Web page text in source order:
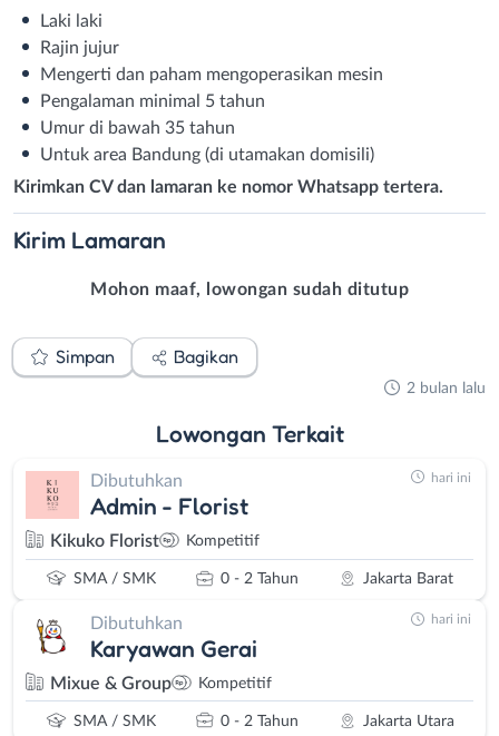
Laki laki
Rajin jujur
Mengerti dan paham mengoperasikan mesin
Pengalaman minimal 5 tahun
Umur di bawah 35 tahun
Untuk area Bandung (di utamakan domisili)
Kirimkan CV dan lamaran ke nomor Whatsapp tertera.
Kirim Lamaran
Mohon maaf, lowongan sudah ditutup
Simpan Bagikan
2 bulan lalu
Lowongan Terkait
Dibutuhkan
Admin - Florist
Kikuko Florist Kompetitif
SMA / SMK 0 - 2 Tahun Jakarta Barat
hari ini
Dibutuhkan
Karyawan Gerai
Mixue & Group Kompetitif
SMA / SMK 0 - 2 Tahun Jakarta Utara
hari ini